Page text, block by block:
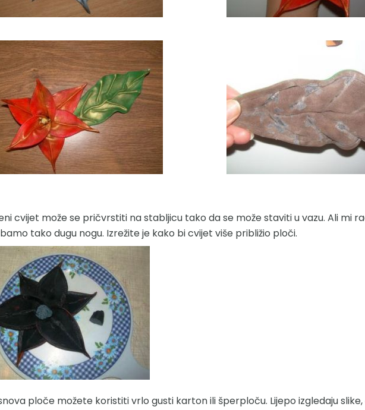
cvijet može se pričvrstiti na stabljicu tako da se može staviti u vazu. Ali mi
tako dugu nogu. Izrežite je kako bi cvijet više približio ploči.
ploče možete koristiti vrlo gusti karton ili šperploču. Lijepo izgledaju